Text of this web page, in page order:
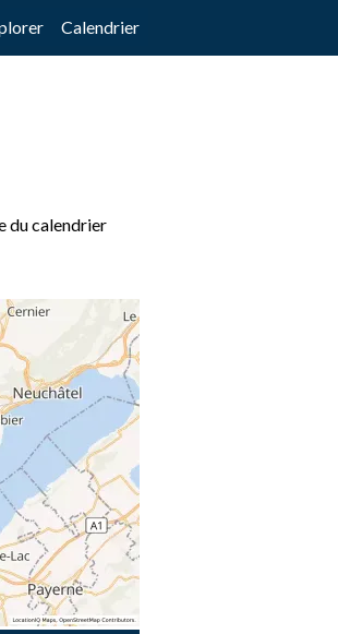
Calendrier
du calendrier